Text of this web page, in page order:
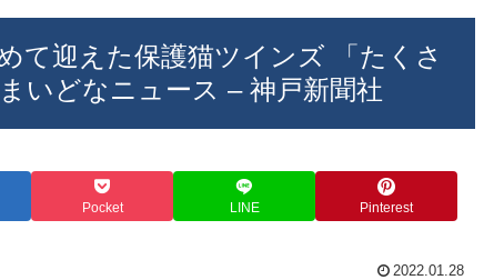
て迎えた保護猫ツインズ 「たくさ
いどなニュース – 神戸新聞社
Pocket LINE Pinterest
2022.01.28